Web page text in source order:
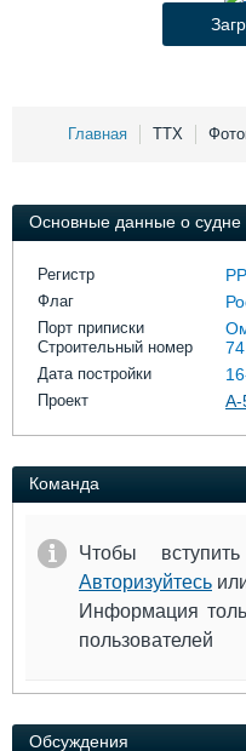
Выставки и семинары
Личности
Словарь
Главная ТТХ
Основные данные о судне
Регистр
Флаг
Порт приписки
Строительный номер 74
Дата постройки
Проект А-
Команда
Чтобы
Авторизуйтесь
Информация
пользователей
Обсуждения